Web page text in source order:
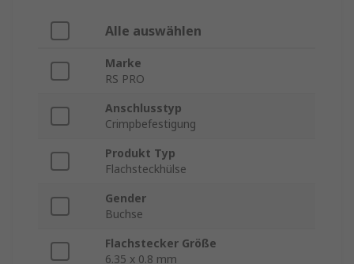
Alle auswählen
Marke
RS PRO
Anschlusstyp
Crimpbefestigung
Produkt Typ
Flachsteckhülse
Gender
Buchse
Flachstecker Größe
6.35 x 0.8 mm